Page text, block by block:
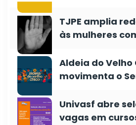
TJPE amplia
às mulheres
Aldeia do Velho
movimenta o
Univasf abre
vagas em